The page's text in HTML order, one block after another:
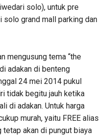
solo), untuk pre
solo grand mall parking dan
mengusung tema “the
adakan di benteng
24 mei 2014 pukul
tidak begitu jauh ketika
di adakan. Untuk harga
murah, yaitu FREE alias
tetap akan di pungut biaya